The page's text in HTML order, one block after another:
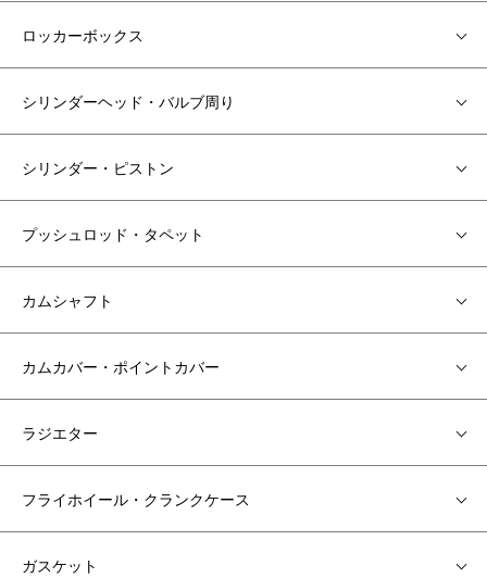
ロッカーボックス
シリンダーヘッド・バルブ周り
シリンダー・ピストン
プッシュロッド・タペット
カムシャフト
カムカバー・ポイントカバー
ラジエター
フライホイール・クランクケース
ガスケット